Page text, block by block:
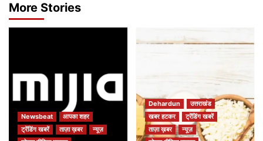
More Stories
Newsbeat
आपका शहर
ट्रेंडिंग खबरें
ताज़ा ख़बर
न्यूज़
Dehardun
उत्तराखंड
खबर हटकर
ट्रेंडिंग खबरें
ताज़ा ख़बर
न्यूज़